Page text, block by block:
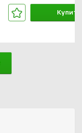
Купить